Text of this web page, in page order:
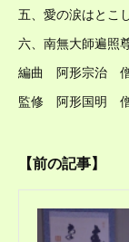
五、愛の涙はとこ
六、南無大師遍
編曲 阿形宗治
監修 阿形国明
【前の記事】